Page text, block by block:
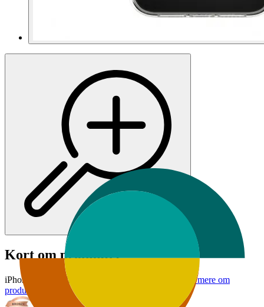
Kort om produktet
iPhone 12 Pro Max Cover Piccadilly Roseguld
Læs mere om
produktet